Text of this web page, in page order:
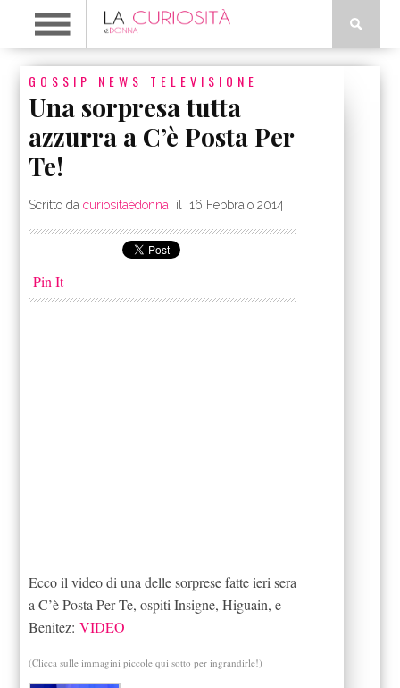
GOSSIP NEWS TELEVISIONE
Una sorpresa tutta
azzurra a C’è Posta Per
Te!
Scritto dacuriositaèdonna il16 Febbraio 2014
Pin It
Ecco il video di una delle sorprese fatte ieri sera
a C’è Posta Per Te, ospiti Insigne, Higuain, e
Benitez:VIDEO
(Clicca sulle immagini piccole qui sotto per ingrandirle!)